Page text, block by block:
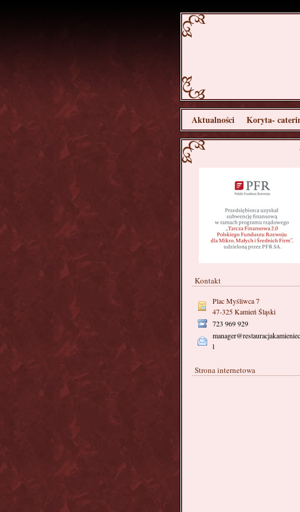
Aktualności Koryta-
Kontakt
Plac Myśliwca 7
47-325 Kamień Śląski
723 969 929
l
Strona internetowa